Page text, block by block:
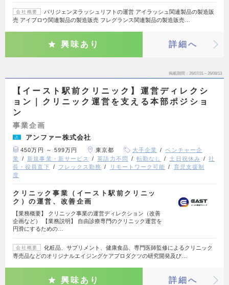
会社概要
パリジェンヌラッシュリフトの運営 アイラッシュ関連製品の製造販
売 アイブロウ関連製品の製造販売 フレグランス関連製品の製造販売…
興味あり 詳細へ
掲載期間 26/07/31～26/08/13
【イースト駅前クリニック】運営ディレクシ
ョン｜クリニック運営を支える本部ポジショ
ン
事業企画
アンファー株式会社
450万円 ～ 599万円 東京都 大手企業
ベンチャー企
業
新規事業・新サービス 英語力不問 転勤なし 土日祝休み
社
長・役員直下
フレックス勤務 リモートワーク可能
育児支援制
度
クリニック事業（イースト駅前クリニッ
ク）の運営、改善企画
【業務概要】 クリニック事業の運営ディレクション（改善
企画など） 【業務説明】 自由診療専門のクリニック運営を
円滑にするための…
会社概要
化粧品、サプリメント、健康食品、専門医師監修によるクリニック
専売品などのオリジナルエイジングケアプロダクツの研究開発及び…
興味あり 詳細へ